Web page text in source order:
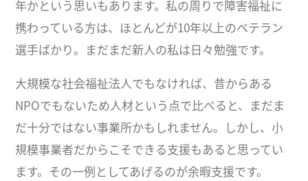
年かという思いもあります。私の周りで障害福祉に
携わっている方は、ほとんどが10年以上のベテラン
選手ばかり。まだまだ新人の私は日々勉強です。
大規模な社会福祉法人でもなければ、昔からある
NPOでもないため人材という点で比べると、まだま
だ十分ではない事業所かもしれません。しかし、小
規模事業者だからこそできる支援もあると思ってい
ます。その一例としてあげるのが余暇支援です。